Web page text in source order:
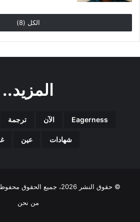
الكل (8)
المزيد..
Eagerness الآن ترجمة
شهادات عين
© حقوق النشر 2026، جميع الحقوق محفوظة مجلة البعيد الإلكترونية
من نحن